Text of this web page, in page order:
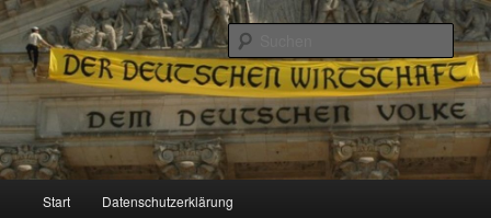
Reizzentrum
Politik, Wirtschaft, Soziales und Gesellschaft
Zum
Zum
Start Datenschutzerklärung